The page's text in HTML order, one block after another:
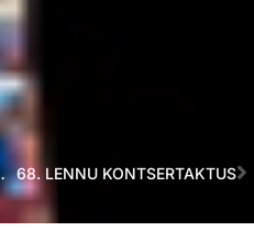
Smirnov 68. LENNU KONTSERTAKTUS